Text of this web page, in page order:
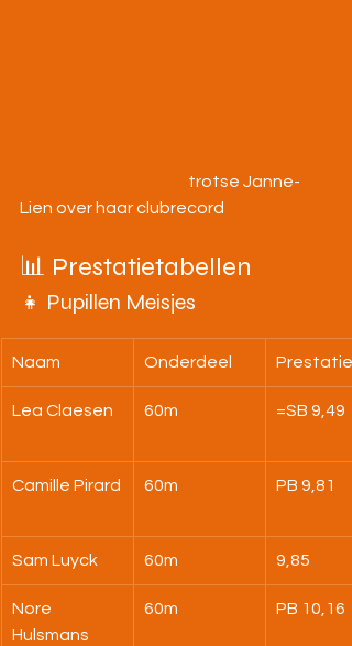
Lien over haar clubrecord
📊 Prestatietabellen
👧 Pupillen Meisjes
Naam Onderdeel Prestatie
Lea Claesen 60m =SB 9,49
Camille Pirard 60m PB 9,81
Sam Luyck 60m 9,85
Nore
Hulsmans
60m PB 10,16